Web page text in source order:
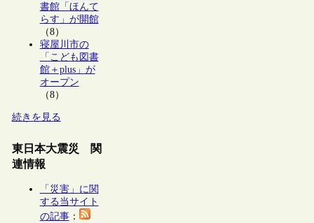
書館「ほんて
らす」が開館
（8）
寝屋川市の
「こども図書
館＋plus」が
オープン
（8）
続きを見る
東日本大震災 関
連情報
「災害」に関
する当サイト
の記事：